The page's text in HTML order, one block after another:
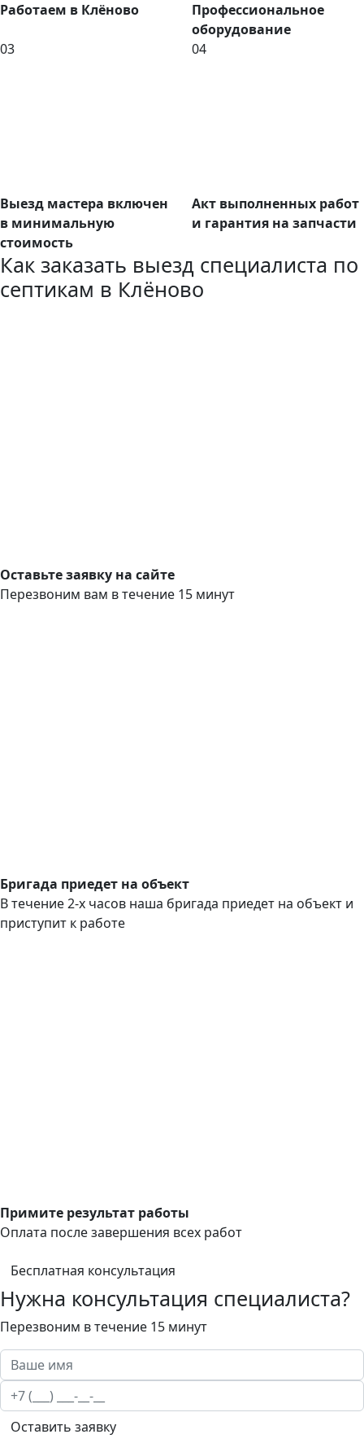
Работаем в Клёново
Профессиональное
оборудование
03
Выезд мастера включен
в минимальную
стоимость
04
Акт выполненных работ
и гарантия на запчасти
Как заказать выезд специалиста по
септикам в Клёново
Оставьте заявку на сайте
Перезвоним вам в течение 15 минут
Бригада приедет на объект
В течение 2-х часов наша бригада приедет на объект и
приступит к работе
Примите результат работы
Оплата после завершения всех работ
Бесплатная консультация
Нужна консультация специалиста?
Перезвоним в течение 15 минут
Оставить заявку